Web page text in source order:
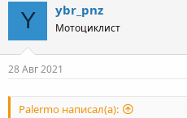
Y ybr_pnz
Мотоциклист
28 Авг 2021
Palermo написал(а):